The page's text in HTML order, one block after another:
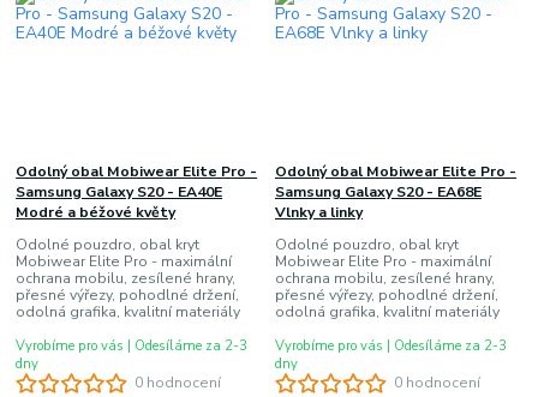
0 hodnocení
Odolný obal Mobiwear Elite Pro -
Samsung Galaxy S20 - EA40E
Modré a béžové květy
Odolné pouzdro, obal kryt
Mobiwear Elite Pro - maximální
ochrana mobilu, zesílené hrany,
přesné výřezy, pohodlné držení,
odolná grafika, kvalitní materiály
Vyrobíme pro vás | Odesíláme za 2-3
dny
0 hodnocení
Odolný obal Mobiwear Elite Pro -
Samsung Galaxy S20 - EA68E
Vlnky a linky
Odolné pouzdro, obal kryt
Mobiwear Elite Pro - maximální
ochrana mobilu, zesílené hrany,
přesné výřezy, pohodlné držení,
odolná grafika, kvalitní materiály
Vyrobíme pro vás | Odesíláme za 2-3
dny